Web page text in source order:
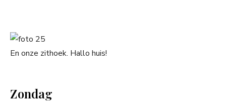
En onze zithoek. Hallo huis!
Zondag